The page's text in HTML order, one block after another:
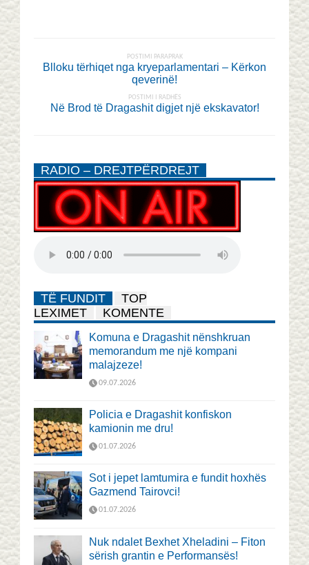
POSTIMI PARAPRAK
Blloku tërhiqet nga kryeparlamentari – Kërkon
qeverinë!
POSTIMI I RADHËS
Në Brod të Dragashit digjet një ekskavator!
RADIO – DREJTPËRDREJT
TË FUNDIT
TOP
LEXIMET
KOMENTE
Komuna e Dragashit nënshkruan
memorandum me një kompani
malajzeze!
09.07.2026
Policia e Dragashit konfiskon
kamionin me dru!
01.07.2026
Sot i jepet lamtumira e fundit hoxhës
Gazmend Tairovci!
01.07.2026
Nuk ndalet Bexhet Xheladini – Fiton
sërish grantin e Performansës!